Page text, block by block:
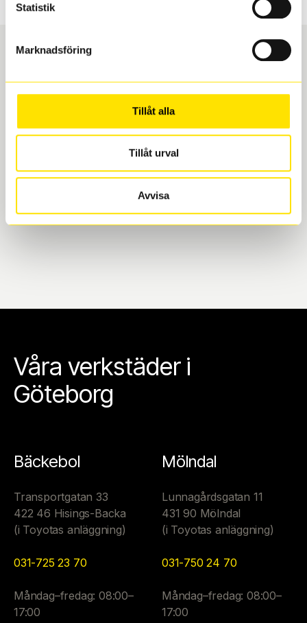
Statistik
Marknadsföring
Tillåt alla
Tillåt urval
Avvisa
Boka och hämta hos Däckspecialen
När du beställer dina nya däck eller fälgar hos oss
levereras de direkt till någon av våra däckverkstäder i
Göteborg. Välj mellan Hisingen (Bäckebol) eller
Mölndal. I beställningen anger du datum och tid för
vi till att de uppfyller alla krav för en säker körning.
Våra verkstäder i
Göteborg
Bäckebol
Transportgatan 33
422 46 Hisings-Backa
(i Toyotas anläggning)
031-725 23 70
Måndag–fredag: 08:00–
17:00
Mölndal
Lunnagårdsgatan 11
431 90 Mölndal
(i Toyotas anläggning)
031-750 24 70
Måndag–fredag: 08:00–
17:00